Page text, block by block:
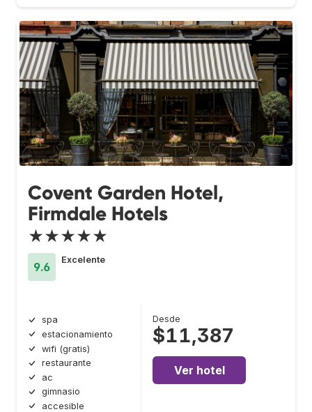
Covent Garden Hotel,
Firmdale Hotels
★★★★★
9.6
Excelente
spa
estacionamiento
wifi (gratis)
restaurante
ac
gimnasio
accesible
Desde
$11,387
Ver hotel